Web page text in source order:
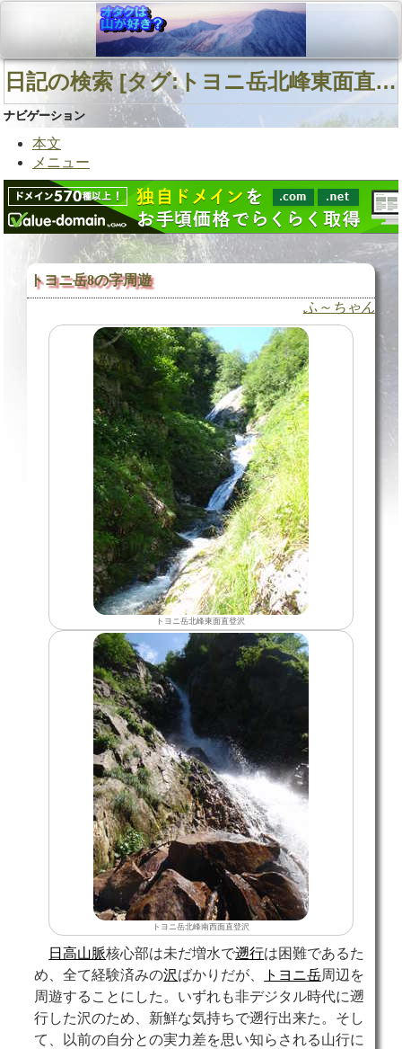
日記の検索 [タグ:トヨニ岳北峰東面直登沢 トヨニ岳北峰南西面直登沢 日高幌別川 豊似川右股] 01～01(01件中)
ナビゲーション
本文
メニュー
トヨニ岳8の字周遊
ふ～ちゃん
トヨニ岳北峰東面直登沢
トヨニ岳北峰南西面直登沢
日高山脈核心部は未だ増水で遡行は困難であるた
め、全て経験済みの沢ばかりだが、 トヨニ岳周辺を
周遊することにした。いずれも非デジタル時代に遡
行した沢のため、新鮮な気持ちで遡行出来た。そし
て、以前の自分との実力差を思い知らされる山行に